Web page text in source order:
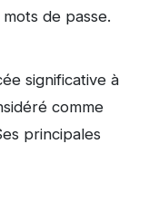
de passe.
significative à
comme
principales